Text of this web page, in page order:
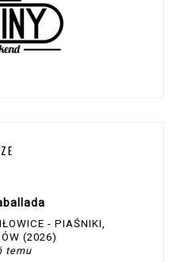
- PIAŚNIKI,
(2026)
temu